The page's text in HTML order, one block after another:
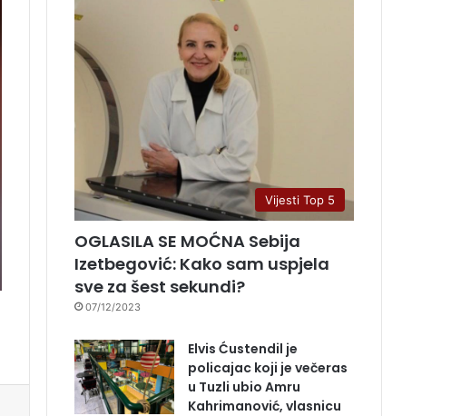
Vijesti Top 5
OGLASILA SE MOĆNA Sebija
Izetbegović: Kako sam uspjela
sve za šest sekundi?
07/12/2023
Elvis Ćustendil je
policajac koji je večeras
u Tuzli ubio Amru
Kahrimanović, vlasnicu